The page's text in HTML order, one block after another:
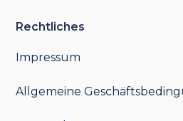
Rechtliches
Impressum
Allgemeine